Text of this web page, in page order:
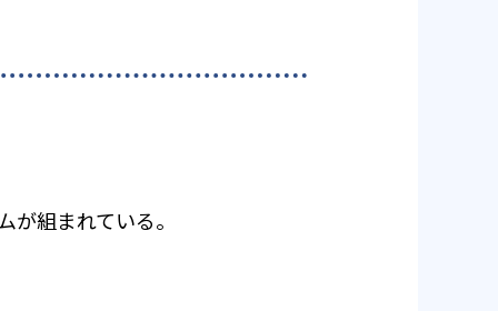
組まれている。